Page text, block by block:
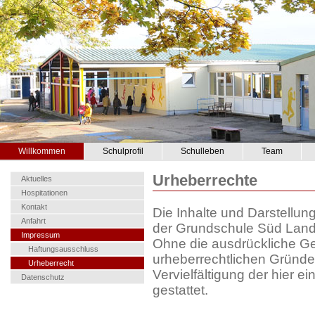
Willkommen Schulprofil Schulleben Team
Urheberrechte
Die Inhalte und
der Grundschule Süd
Ohne die ausdrückliche
urheberrechtlichen
Vervielfältigung der hier
gestattet.
Aktuelles
Hospitationen
Kontakt
Anfahrt
Impressum
Haftungsausschluss
Urheberrecht
Datenschutz